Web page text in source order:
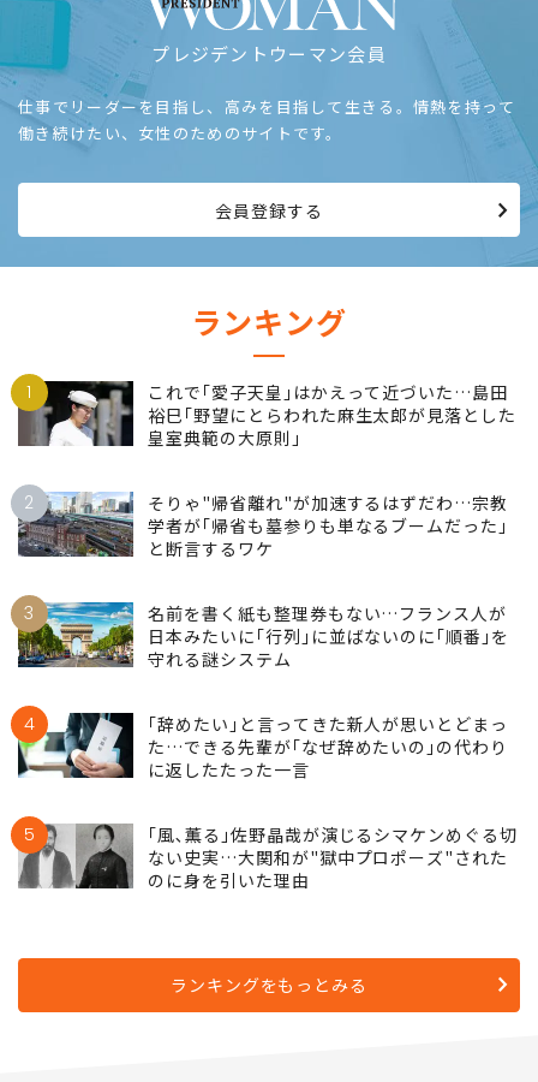
プレジデントウーマン会員
仕事でリーダーを目指し、高みを目指して生きる。情熱を持って
働き続けたい、女性のためのサイトです。
会員登録する
ランキング
1
これで｢愛子天皇｣はかえって近づいた…島田
裕巳｢野望にとらわれた麻生太郎が見落とした
皇室典範の大原則｣
2
そりゃ"帰省離れ"が加速するはずだわ…宗教
学者が｢帰省も墓参りも単なるブームだった｣
と断言するワケ
3
名前を書く紙も整理券もない…フランス人が
日本みたいに｢行列｣に並ばないのに｢順番｣を
守れる謎システム
4
｢辞めたい｣と言ってきた新人が思いとどまっ
た…できる先輩が｢なぜ辞めたいの｣の代わり
に返したたった一言
5
｢風､薫る｣佐野晶哉が演じるシマケンめぐる切
ない史実…大関和が"獄中プロポーズ"された
のに身を引いた理由
ランキングをもっとみる